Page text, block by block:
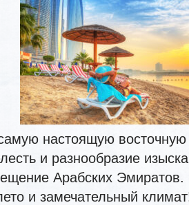
настоящую восточную
и разнообразие
Арабских Эмиратов.
и замечательный